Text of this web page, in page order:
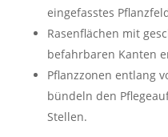
eingefasstes
Rasenflächen mit
befahrbaren Kanten
Pflanzzonen entlang
bündeln den
Stellen.